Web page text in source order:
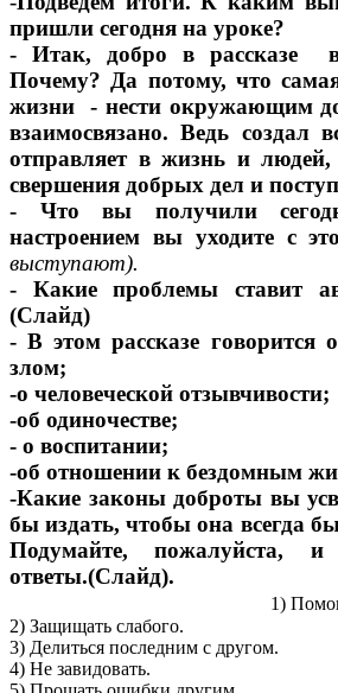
пришли сегодня на уроке?
- Итак, добро в рассказе
Почему? Да потому, что
жизни - нести окружающим
взаимосвязано. Ведь создал
отправляет в жизнь и
свершения добрых дел и
- Что вы получили
настроением вы уходите с
выступают).
- Какие проблемы ставит
(Слайд)
- В этом рассказе говорится
злом;
-о человеческой отзывчивости;
-об одиночестве;
- о воспитании;
-об отношении к бездомным
-Какие законы доброты вы
бы издать, чтобы она всегда
Подумайте, пожалуйста,
1)
2) Защищать слабого.
3) Делиться последним с другом.
4) Не завидовать.